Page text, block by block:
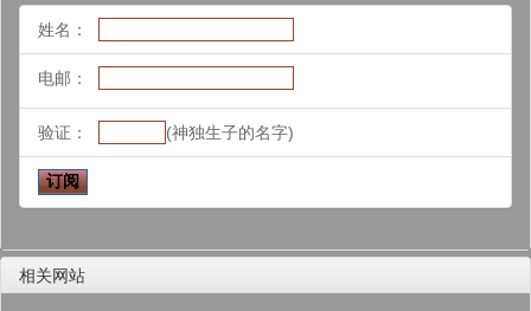
姓名：
电邮：
验证： (神独生子的名字)
相关网站